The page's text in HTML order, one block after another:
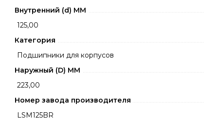
Внутренний (d) ММ
125,00
Категория
Подшипники для корпусов
Наружный (D) ММ
223,00
Номер завода производителя
LSM125BR